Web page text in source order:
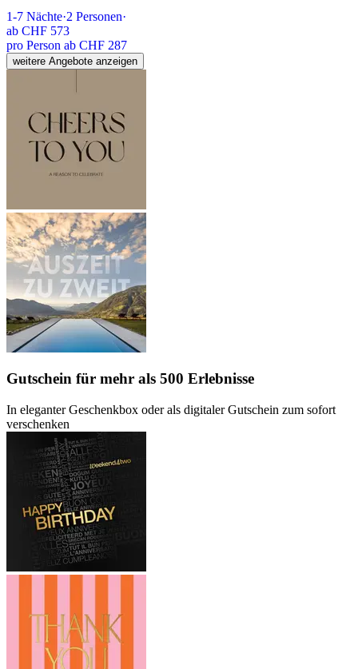
1-7 Nächte·2 Personen·
ab CHF 573
pro Person ab CHF 287
weitere Angebote anzeigen
Gutschein für mehr als 500 Erlebnisse
In eleganter Geschenkbox oder als digitaler Gutschein zum sofort
verschenken